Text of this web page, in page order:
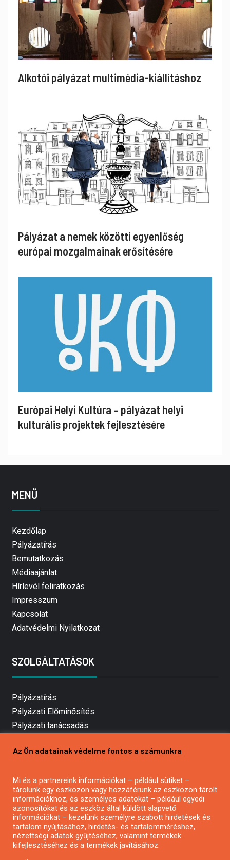
Alkotói pályázat multimédia-kiállításhoz
Pályázat a nemek közötti egyenlőség
európai mozgalmainak erősítésére
Európai Helyi Kultúra – pályázat helyi
kulturális projektek fejlesztésére
MENÜ
Kezdőlap
Pályázatírás
Bemutatkozás
Médiaajánlat
Hírlevél feliratkozás
Impresszum
Kapcsolat
Adatvédelmi Nyilatkozat
SZOLGÁLTATÁSOK
Pályázatírás
Pályázati Előminősítés
Pályázati tanácsadás
Mezőgazdasági pályázatírás
Pályázatírás civil szervezeteknek
Pályázatírás önkormányzatoknak
Pályázatfigyelés
Specifikus pályázatfigyelés vagy hírlevél
Az Ön adatainak védelme fontos a számunkra
Mi és a partnereink információkat – például sütiket –
tárolunk egy eszközön vagy hozzáférünk az eszközön tárolt
információkhoz, és személyes adatokat – például egyedi
azonosítókat és az eszköz által küldött alapvető
információkat – kezelünk személyre szabott hirdetések és
tartalom nyújtásához, hirdetés- és tartalomméréshez,
nézettségi adatok gyűjtéséhez, valamint termékek
kifejlesztéséhez és a termékek javításához.